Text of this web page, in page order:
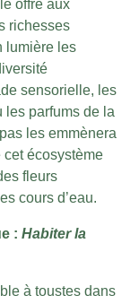
offre aux
richesses
lumière les
sensorielle, les
les parfums de la
les emmènera
cet écosystème
fleurs
cours d’eau.
: Habiter la
à toustes dans